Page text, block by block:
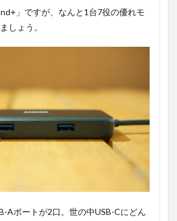
」ですが、なんと1台7役の優れモ
しょう。
Aポートが2口。世の中USB-Cにどん